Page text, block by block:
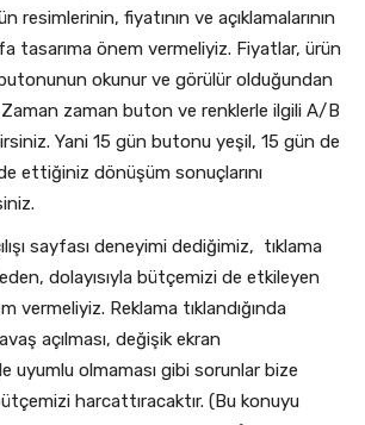
resimlerinin, fiyatının ve açıklamalarının
tasarıma önem vermeliyiz. Fiyatlar, ürün
okunur ve görülür olduğundan
Zaman zaman buton ve renklerle ilgili A/B
Yani 15 gün butonu yeşil, 15 gün de
ettiğiniz dönüşüm sonuçlarını
sayfası deneyimi dediğimiz, tıklama
dolayısıyla bütçemizi de etkileyen
vermeliyiz. Reklama tıklandığında
açılması, değişik ekran
uyumlu olmaması gibi sorunlar bize
harcattıracaktır. (Bu konuyu